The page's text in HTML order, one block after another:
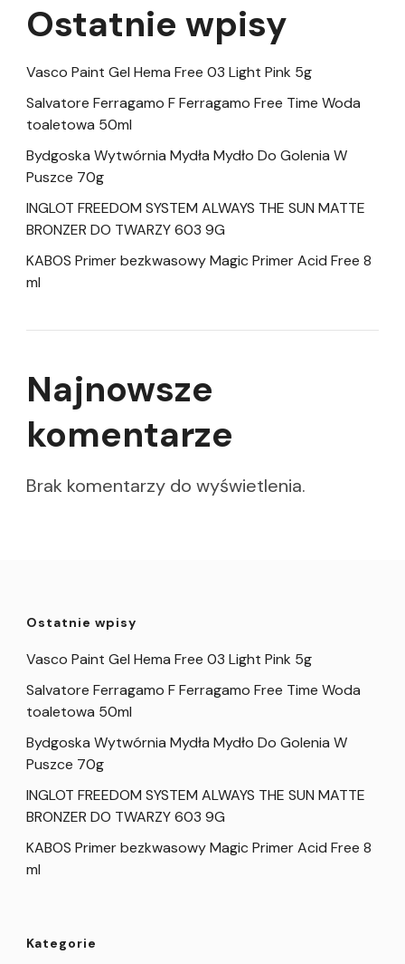
Ostatnie wpisy
Vasco Paint Gel Hema Free 03 Light Pink 5g
Salvatore Ferragamo F Ferragamo Free Time Woda
toaletowa 50ml
Bydgoska Wytwórnia Mydła Mydło Do Golenia W
Puszce 70g
INGLOT FREEDOM SYSTEM ALWAYS THE SUN MATTE
BRONZER DO TWARZY 603 9G
KABOS Primer bezkwasowy Magic Primer Acid Free 8
ml
Najnowsze
komentarze
Brak komentarzy do wyświetlenia.
Ostatnie wpisy
Vasco Paint Gel Hema Free 03 Light Pink 5g
Salvatore Ferragamo F Ferragamo Free Time Woda
toaletowa 50ml
Bydgoska Wytwórnia Mydła Mydło Do Golenia W
Puszce 70g
INGLOT FREEDOM SYSTEM ALWAYS THE SUN MATTE
BRONZER DO TWARZY 603 9G
KABOS Primer bezkwasowy Magic Primer Acid Free 8
ml
Kategorie